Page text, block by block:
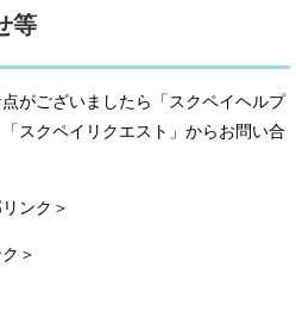
等
がございましたら「スクペイヘルプ
スクペイリクエスト」からお問い合
ンク＞
＞